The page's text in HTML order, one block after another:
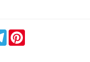
Telegram